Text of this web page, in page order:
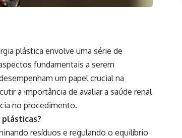
plástica envolve uma série de
fundamentais a serem
um papel crucial na
a importância de avaliar a saúde renal
no procedimento.
resíduos e regulando o equilíbrio